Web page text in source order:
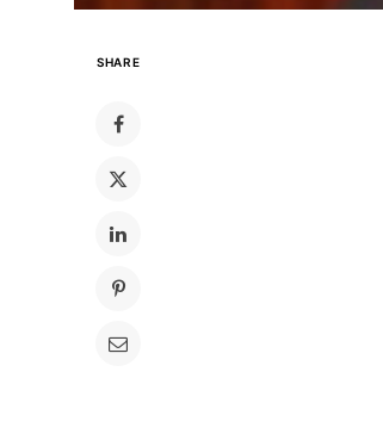
SHARE